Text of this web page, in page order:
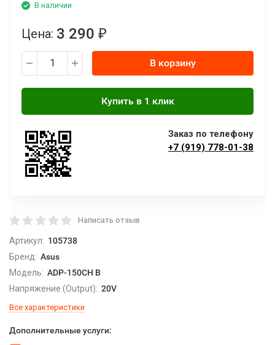
В наличии
Цена: 3 290 ₽
В корзину
Заказ по телефону
+7 (919) 778-01-38
Написать отзыв
Артикул: 105738
Бренд: Asus
Модель: ADP-150CH B
Напряжение (Output): 20V
Все характеристики
Дополнительные услуги: